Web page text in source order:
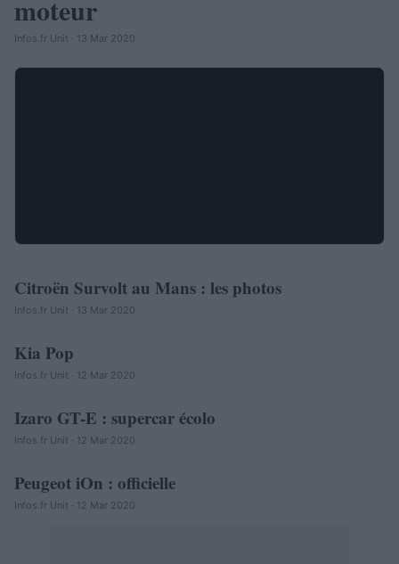
moteur
Infos.fr Unit · 13 Mar 2020
AUTOMOBILE
Citroën Survolt au Mans : les photos
Infos.fr Unit · 13 Mar 2020
AUTOMOBILE
Kia Pop
Infos.fr Unit · 12 Mar 2020
AUTOMOBILE
Izaro GT-E : supercar écolo
Infos.fr Unit · 12 Mar 2020
AUTOMOBILE
Peugeot iOn : officielle
Infos.fr Unit · 12 Mar 2020